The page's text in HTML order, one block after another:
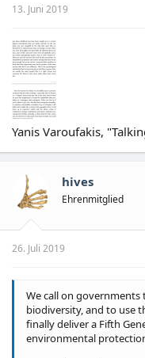
13. Juni 2019
Yanis Varoufakis,
hives
Ehrenmitglied
26. Juli 2019
We call on
biodiversity, and to use
finally deliver a Fifth
environmental